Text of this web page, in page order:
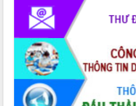
Nâng cao hiệu lực, hiệu quả HĐND
tỉnh thông qua hiện đại hóa hành chính
Xã Ea Phê gắn cải cách hành chính với
chuyển đổi số
Phó Chủ tịch Thường trực UBND tỉnh
Hồ Thị Nguyên Thảo làm việc tại Trung
tâm Phục vụ hành chính công xã Ea
Phê
Xây dựng nền hành chính số đồng
hành cùng nông dân dân, doanh nghiệp